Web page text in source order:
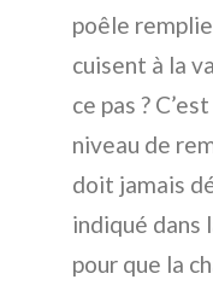
poêle
cuisent à la
ce pas ?
niveau de
doit jamais
indiqué dans
pour que la